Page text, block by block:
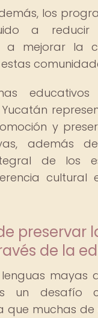
los
a reducir
a mejorar la
educativos
y
además
de los
cultural
preservar
de la
lenguas mayas
un desafío
que muchas de